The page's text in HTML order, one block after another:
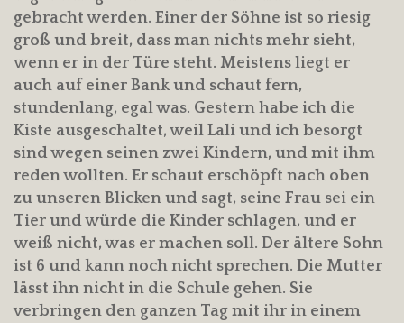
gebracht werden. Einer der Söhne ist so riesig
groß und breit, dass man nichts mehr sieht,
wenn er in der Türe steht. Meistens liegt er
auch auf einer Bank und schaut fern,
stundenlang, egal was. Gestern habe ich die
Kiste ausgeschaltet, weil Lali und ich besorgt
sind wegen seinen zwei Kindern, und mit ihm
reden wollten. Er schaut erschöpft nach oben
zu unseren Blicken und sagt, seine Frau sei ein
Tier und würde die Kinder schlagen, und er
weiß nicht, was er machen soll. Der ältere Sohn
ist 6 und kann noch nicht sprechen. Die Mutter
lässt ihn nicht in die Schule gehen. Sie
verbringen den ganzen Tag mit ihr in einem